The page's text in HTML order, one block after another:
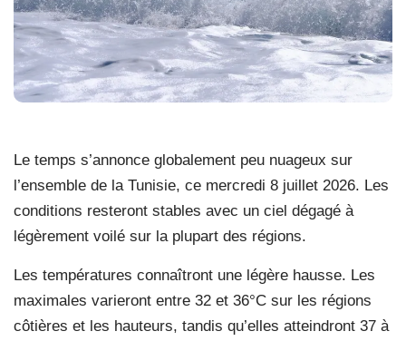
Le temps s’annonce globalement peu nuageux sur
l’ensemble de la Tunisie, ce mercredi 8 juillet 2026. Les
conditions resteront stables avec un ciel dégagé à
légèrement voilé sur la plupart des régions.
Les températures connaîtront une légère hausse. Les
maximales varieront entre 32 et 36°C sur les régions
côtières et les hauteurs, tandis qu’elles atteindront 37 à